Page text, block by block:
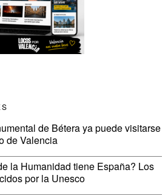
de Bétera ya puede visitarse
de Valencia
la Humanidad tiene España? Los
por la Unesco